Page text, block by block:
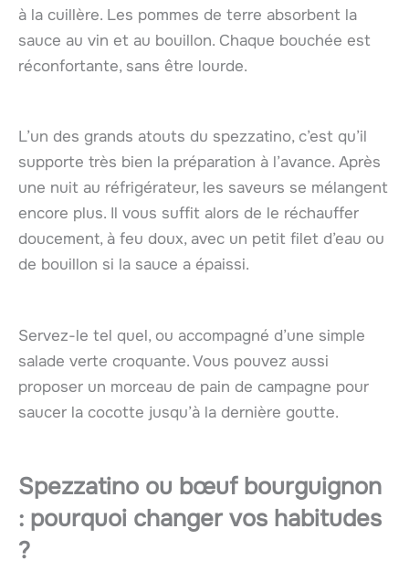
à la cuillère. Les pommes de terre absorbent la
sauce au vin et au bouillon. Chaque bouchée est
réconfortante, sans être lourde.
L’un des grands atouts du spezzatino, c’est qu’il
supporte très bien la préparation à l’avance. Après
une nuit au réfrigérateur, les saveurs se mélangent
encore plus. Il vous suffit alors de le réchauffer
doucement, à feu doux, avec un petit filet d’eau ou
de bouillon si la sauce a épaissi.
Servez-le tel quel, ou accompagné d’une simple
salade verte croquante. Vous pouvez aussi
proposer un morceau de pain de campagne pour
saucer la cocotte jusqu’à la dernière goutte.
Spezzatino ou bœuf bourguignon
: pourquoi changer vos habitudes
?